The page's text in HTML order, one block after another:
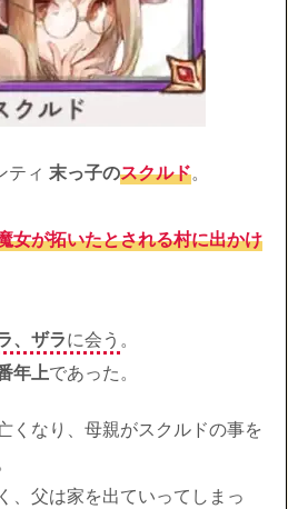
ティ 末っ子のスクルド。
女が拓いたとされる村に出かけ
、ザラに会う 。
年上であった。
くなり、母親がスクルドの事を
、父は家を出ていってしまっ